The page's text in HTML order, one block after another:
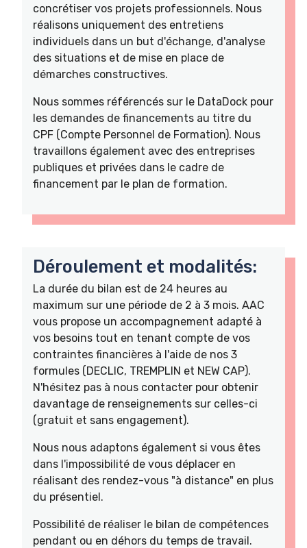
concrétiser vos projets professionnels. Nous
réalisons uniquement des entretiens
individuels dans un but d'échange, d'analyse
des situations et de mise en place de
démarches constructives.
Nous sommes référencés sur le DataDock pour
les demandes de financements au titre du
CPF (Compte Personnel de Formation). Nous
travaillons également avec des entreprises
publiques et privées dans le cadre de
financement par le plan de formation.
Déroulement et modalités:
La durée du bilan est de 24 heures au
maximum sur une période de 2 à 3 mois. AAC
vous propose un accompagnement adapté à
vos besoins tout en tenant compte de vos
contraintes financières à l'aide de nos 3
formules (DECLIC, TREMPLIN et NEW CAP).
N'hésitez pas à nous contacter pour obtenir
davantage de renseignements sur celles-ci
(gratuit et sans engagement).
Nous nous adaptons également si vous êtes
dans l'impossibilité de vous déplacer en
réalisant des rendez-vous "à distance" en plus
du présentiel.
Possibilité de réaliser le bilan de compétences
pendant ou en déhors du temps de travail.